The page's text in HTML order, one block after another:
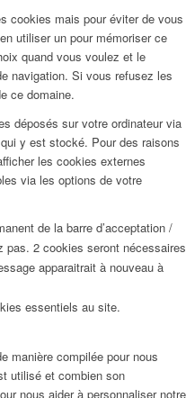
cookies mais pour éviter de vous
utiliser un pour mémoriser ce
quand vous voulez et le
navigation. Si vous refusez les
ce domaine.
déposés sur votre ordinateur via
y est stocké. Pour des raisons
les cookies externes
via les options de votre
de la barre d’acceptation /
2 cookies seront nécessaires
apparaitrait à nouveau à
essentiels au site.
manière compilée pour nous
utilisé et combien son
nous aider à personnaliser notre